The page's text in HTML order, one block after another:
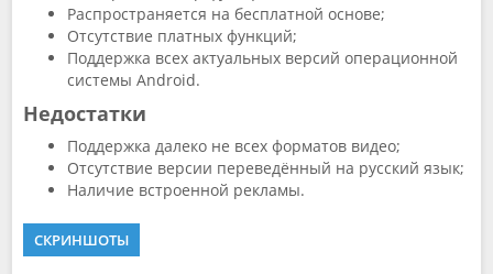
Распространяется на бесплатной основе;
Отсутствие платных функций;
Поддержка всех актуальных версий операционной
системы Android.
Недостатки
Поддержка далеко не всех форматов видео;
Отсутствие версии переведённый на русский язык;
Наличие встроенной рекламы.
СКРИНШОТЫ